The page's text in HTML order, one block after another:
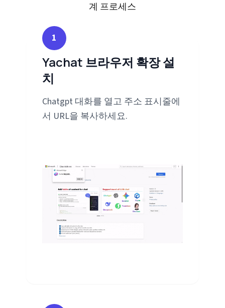
계 프로세스
1
Yachat 브라우저 확장 설
치
Chatgpt 대화를 열고 주소 표시줄에
서 URL을 복사하세요.